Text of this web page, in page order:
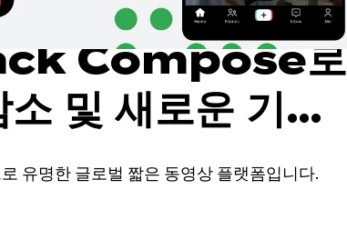
Compose로
및 새로운 기능
유명한 글로벌 짧은 동영상 플랫폼입니다.